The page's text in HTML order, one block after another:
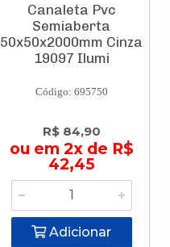
Canaleta Pvc
Semiaberta
50x50x2000mm Cinza
19097 Ilumi
Código: 695750
R$ 84,90
ou em 2x de R$
42,45
Adicionar